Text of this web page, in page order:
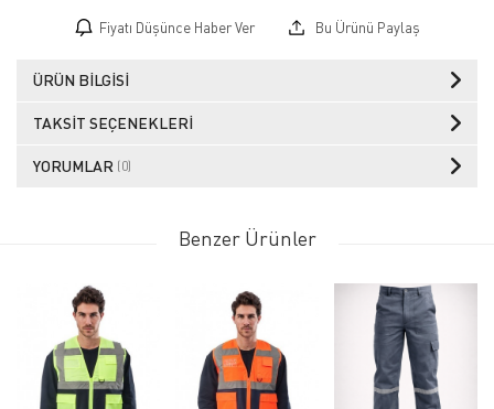
Fiyatı Düşünce Haber Ver Bu Ürünü Paylaş
ÜRÜN BILGISI
TAKSIT SEÇENEKLERI
YORUMLAR (0)
Benzer Ürünler